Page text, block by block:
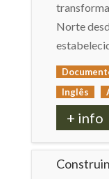
Norte
Inglês
+ info